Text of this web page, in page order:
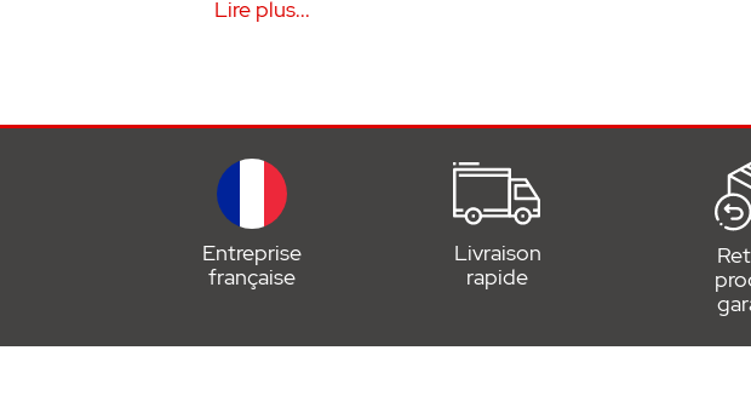
• pièces de remplacement, de rechange, détachées
Lire plus...
Entreprise
française
Livraison
rapide